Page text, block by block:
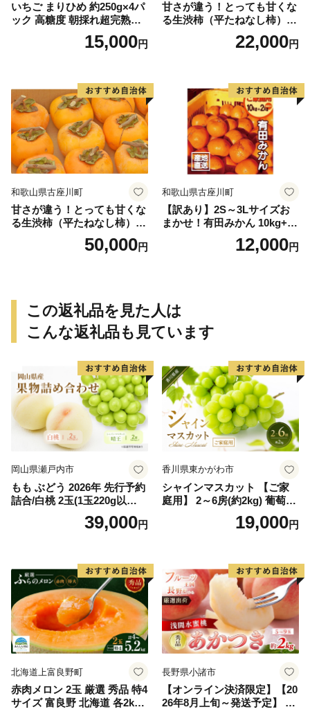
いちご まりひめ 約250g×4パ
ック 高糖度 朝採れ超完熟ま
りひめ 1月以降発送分
15,000円
甘さが違う！とっても甘くな
る生渋柿（平たねなし柿）吊
ップ付約4.5～5kg 約24～30
22,000円
和歌山県古座川町
甘さが違う！とっても甘くな
る生渋柿（平たねなし柿）吊
ップ付約14.5～15kg 約60～
50,000円
和歌山県古座川町
【訳あり】2S～3Lサイズお
まかせ！有田みかん 10kg+2k
g保証分 11月から12月下旬ま
でに順次発送致します。 / 訳
12,000円
この返礼品を見た人は
こんな返礼品も見ています
岡山県瀬戸内市
もも ぶどう 2026年 先行予約
詰合/白桃 2玉(1玉220g以
上)・シャインマスカット 晴
39,000円
香川県東かがわ市
シャインマスカット 【ご家
庭用】 2～6房(約2kg) 葡萄 ぶ
どう ブドウ フルーツ 果物 く
だもの 果実 旬の果物 旬のフ
19,000円
北海道上富良野町
赤肉メロン 2玉 厳選 秀品 特4
サイズ 富良野 北海道 各2kg
長野県小諸市
【オンライン決済限定】【20
26年8月上旬～発送予定】 先